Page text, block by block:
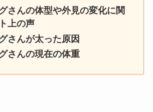
さんの体型や外見の変化に関
上の声
さんが太った原因
さんの現在の体重